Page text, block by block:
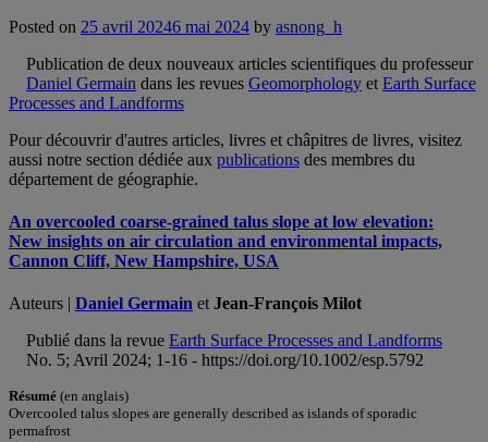
Posted on 25 avril 20246 mai 2024 by asnong_h
Publication de deux nouveaux articles scientifiques du professeur
Daniel Germain dans les revues Geomorphology et Earth Surface
Processes and Landforms
Pour découvrir d'autres articles, livres et châpitres de livres, visitez
aussi notre section dédiée aux publications des membres du
département de géographie.
An overcooled coarse-grained talus slope at low elevation:
New insights on air circulation and environmental impacts,
Cannon Cliff, New Hampshire, USA
Auteurs | Daniel Germain et Jean-François Milot
Publié dans la revue Earth Surface Processes and Landforms
No. 5; Avril 2024; 1-16 - https://doi.org/10.1002/esp.5792
Résumé (en anglais)
Overcooled talus slopes are generally described as islands of sporadic
permafrost